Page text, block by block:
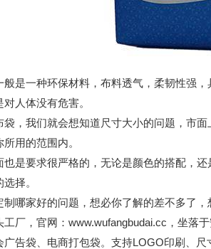
一种环保材料，布料透气，柔韧性强，
人体没有危害。
我们就会想知道尺寸大小的问题，市面
用的范围内。
要求很严格的，无论是颜色的搭配，还
择。
家好的问题，想必你了解的差不多了，
工厂，官网：www.wufangbudai.cc，坐落
广告袋、电商打包袋。支持LOGO印刷、